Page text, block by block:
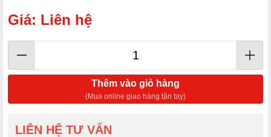
Giá: Liên hệ
Thêm vào giỏ hàng
(Mua online giao hàng tận tay)
LIÊN HỆ TƯ VẤN